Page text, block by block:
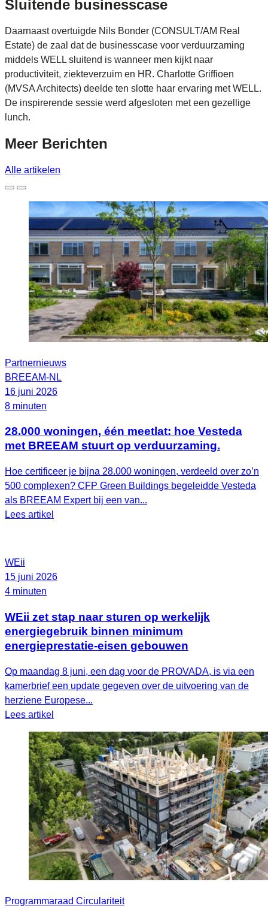
Sluitende businesscase
Daarnaast overtuigde Nils Bonder (CONSULT/AM Real
Estate) de zaal dat de businesscase voor verduurzaming
middels WELL sluitend is wanneer men kijkt naar
productiviteit, ziekteverzuim en HR. Charlotte Griffioen
(MVSA Architects) deelde ten slotte haar ervaring met WELL.
De inspirerende sessie werd afgesloten met een gezellige
lunch.
Meer Berichten
Alle artikelen
Partnernieuws
BREEAM-NL
16 juni 2026
8 minuten
28.000 woningen, één meetlat: hoe Vesteda
met BREEAM stuurt op verduurzaming.
Hoe certificeer je bijna 28.000 woningen, verdeeld over zo’n
500 complexen? CFP Green Buildings begeleidde Vesteda
als BREEAM Expert bij een van...
Lees artikel
WEii
15 juni 2026
4 minuten
WEii zet stap naar sturen op werkelijk
energiegebruik binnen minimum
energieprestatie-eisen gebouwen
Op maandag 8 juni, een dag voor de PROVADA, is via een
kamerbrief een update gegeven over de uitvoering van de
herziene Europese...
Lees artikel
Programmaraad Circulariteit